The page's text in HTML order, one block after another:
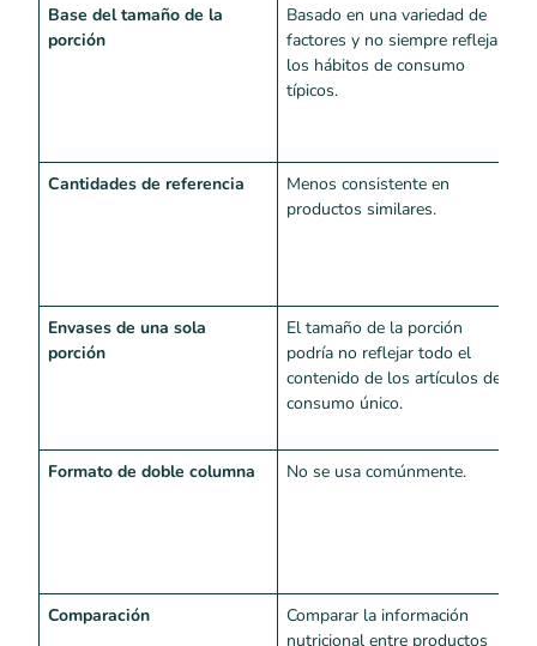
Base del tamaño de la
porción
Basado en una variedad de
factores y no siempre refleja
los hábitos de consumo
típicos.
Cantidades de referencia
Menos consistente en
productos similares.
Envases de una sola
porción
El tamaño de la porción
podría no reflejar todo el
contenido de los artículos de
consumo único.
Formato de doble columna
No se usa comúnmente.
Comparación
Comparar la información
nutricional entre productos